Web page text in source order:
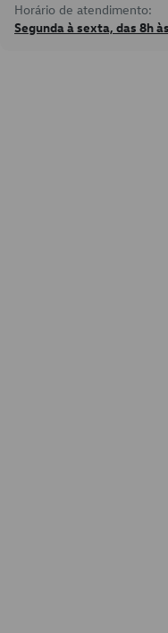
Horário de atendimento:
Segunda à sexta, das 8h